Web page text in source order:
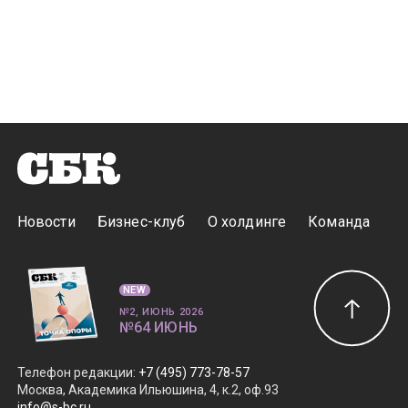
Новости Бизнес-клуб О холдинге Команда
Телефон редакции: +7 (495) 773-78-57
Москва, Академика Ильюшина, 4, к.2, оф.93
NEW
№2, ИЮНЬ 2026
№64 ИЮНЬ